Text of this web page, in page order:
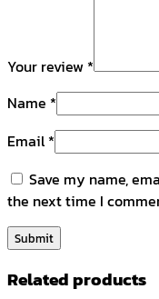
Your review *
Name *
Email*
Save my name,
the next time I
Related products